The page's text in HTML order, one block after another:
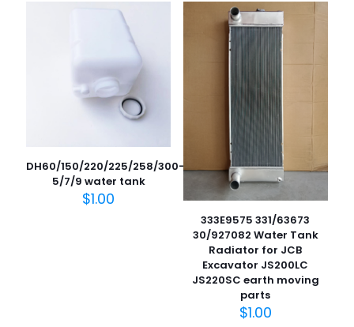
DH60/150/220/225/258/300-
5/7/9 water tank
$1.00
333E9575 331/63673
30/927082 Water Tank
Radiator for JCB
Excavator JS200LC
JS220SC earth moving
parts
$1.00